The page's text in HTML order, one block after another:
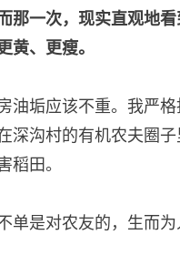
那一次，现实直观地
黄、更瘦。
油垢应该不重。我严
深沟村的有机农夫圈子
稻田。
是对农友的，生而为